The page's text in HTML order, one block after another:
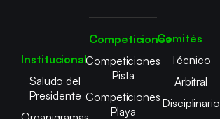
Institucional
Saludo del
Presidente
Competiciones
Competiciones
Pista
Competiciones
Playa
Comités
Técnico
Arbitral
Disciplinario